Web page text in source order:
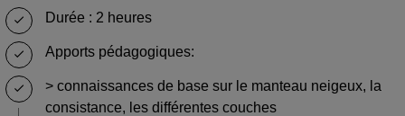
Durée : 2 heures
Apports pédagogiques:
> connaissances de base sur le manteau neigeux, la
consistance, les différentes couches